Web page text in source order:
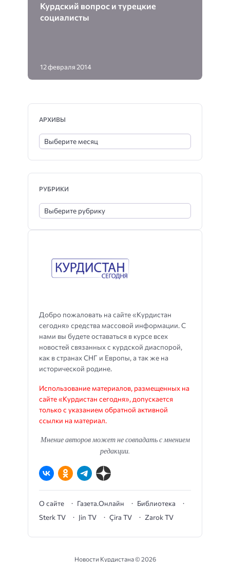
Курдский вопрос и турецкие
социалисты
12 февраля 2014
Добро пожаловать на сайте «Курдистан
сегодня» средства массовой информации. С
нами вы будете оставаться в курсе всех
новостей связанных с курдской диаспорой,
как в странах СНГ и Европы, а так же на
исторической родине.
Использование материалов, размещенных на
сайте «Курдистан сегодня», допускается
только с указанием обратной активной
ссылки на материал.
Мнение авторов может не совпадать с мнением
редакции.
О сайте Газета.Онлайн
Библиотека
Sterk TV
Jin TV Çira TV Zarok TV
АРХИВЫ
РУБРИКИ
Новости Курдистана ©2026